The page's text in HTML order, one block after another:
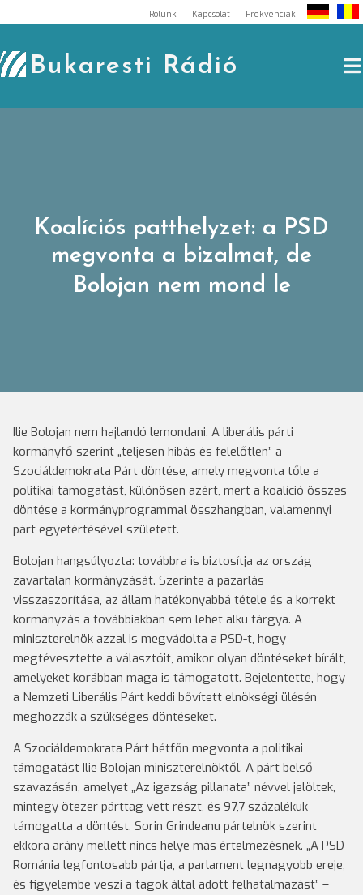
to
content
Rólunk Kapcsolat Frekvenciák
Bukaresti Rádió
Koalíciós patthelyzet: a PSD
megvonta a bizalmat, de
Bolojan nem mond le
Ilie Bolojan nem hajlandó lemondani. A liberális párti
kormányfő szerint „teljesen hibás és felelőtlen” a
Szociáldemokrata Párt döntése, amely megvonta tőle a
politikai támogatást, különösen azért, mert a koalíció összes
döntése a kormányprogrammal összhangban, valamennyi
párt egyetértésével született.
Bolojan hangsúlyozta: továbbra is biztosítja az ország
zavartalan kormányzását. Szerinte a pazarlás
visszaszorítása, az állam hatékonyabbá tétele és a korrekt
kormányzás a továbbiakban sem lehet alku tárgya. A
miniszterelnök azzal is megvádolta a PSD-t, hogy
megtévesztette a választóit, amikor olyan döntéseket bírált,
amelyeket korábban maga is támogatott. Bejelentette, hogy
a Nemzeti Liberális Párt keddi bővített elnökségi ülésén
meghozzák a szükséges döntéseket.
A Szociáldemokrata Párt hétfőn megvonta a politikai
támogatást Ilie Bolojan miniszterelnöktől. A párt belső
szavazásán, amelyet „Az igazság pillanata” névvel jelöltek,
mintegy ötezer párttag vett részt, és 97,7 százalékuk
támogatta a döntést. Sorin Grindeanu pártelnök szerint
ekkora arány mellett nincs helye más értelmezésnek. „A PSD
Románia legfontosabb pártja, a parlament legnagyobb ereje,
és figyelembe veszi a tagok által adott felhatalmazást” –